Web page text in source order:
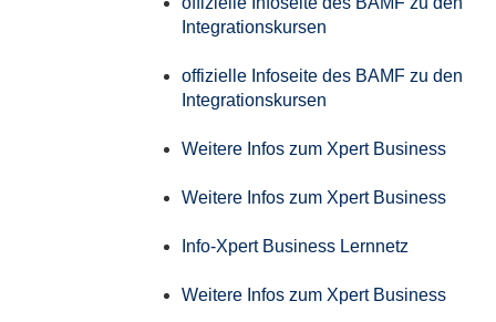
Integrationskursen
offizielle Infoseite des BAMF zu den
Integrationskursen
Weitere Infos zum Xpert Business
Weitere Infos zum Xpert Business
Info-Xpert Business Lernnetz
Weitere Infos zum Xpert Business